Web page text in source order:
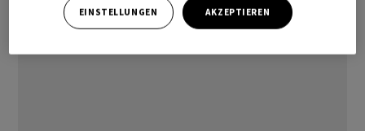
EINSTELLUNGEN AKZEPTIEREN